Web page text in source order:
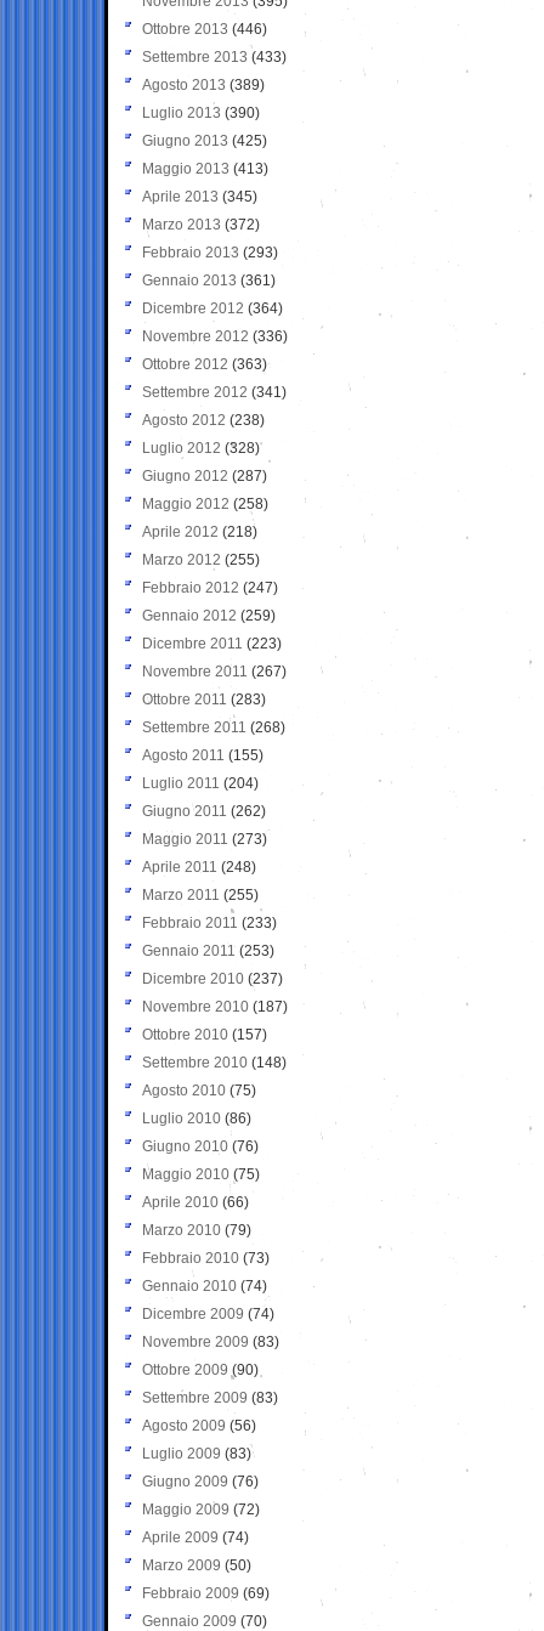
Ottobre 2013 (446)
Settembre 2013 (433)
Agosto 2013 (389)
Luglio 2013 (390)
Giugno 2013 (425)
Maggio 2013 (413)
Aprile 2013 (345)
Marzo 2013 (372)
Febbraio 2013 (293)
Gennaio 2013 (361)
Dicembre 2012 (364)
Novembre 2012 (336)
Ottobre 2012 (363)
Settembre 2012 (341)
Agosto 2012 (238)
Luglio 2012 (328)
Giugno 2012 (287)
Maggio 2012 (258)
Aprile 2012 (218)
Marzo 2012 (255)
Febbraio 2012 (247)
Gennaio 2012 (259)
Dicembre 2011 (223)
Novembre 2011 (267)
Ottobre 2011 (283)
Settembre 2011 (268)
Agosto 2011 (155)
Luglio 2011 (204)
Giugno 2011 (262)
Maggio 2011 (273)
Aprile 2011 (248)
Marzo 2011 (255)
Febbraio 2011 (233)
Gennaio 2011 (253)
Dicembre 2010 (237)
Novembre 2010 (187)
Ottobre 2010 (157)
Settembre 2010 (148)
Agosto 2010 (75)
Luglio 2010 (86)
Giugno 2010 (76)
Maggio 2010 (75)
Aprile 2010 (66)
Marzo 2010 (79)
Febbraio 2010 (73)
Gennaio 2010 (74)
Dicembre 2009 (74)
Novembre 2009 (83)
Ottobre 2009 (90)
Settembre 2009 (83)
Agosto 2009 (56)
Luglio 2009 (83)
Giugno 2009 (76)
Maggio 2009 (72)
Aprile 2009 (74)
Marzo 2009 (50)
Febbraio 2009 (69)
Gennaio 2009 (70)